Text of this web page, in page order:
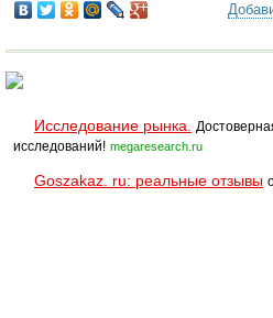
Исследование рынка.
исследований! megaresearch.ru
Goszakaz. ru: реальные отзывы